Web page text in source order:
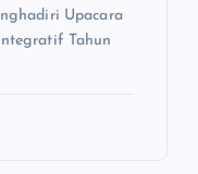
Upacara
Tahun